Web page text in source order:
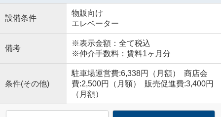
設備条件
物販向け
エレベーター
備考
※表示金額：全て税込
※仲介手数料：賃料1ヶ月分
条件(その他)
駐車場運営費:6,338円（月額） 商店会
費:2,500円（月額） 販売促進費:3,400円
（月額）